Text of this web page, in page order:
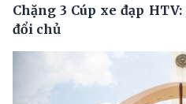
Chặng 3 Cúp xe đạp
đổi chủ